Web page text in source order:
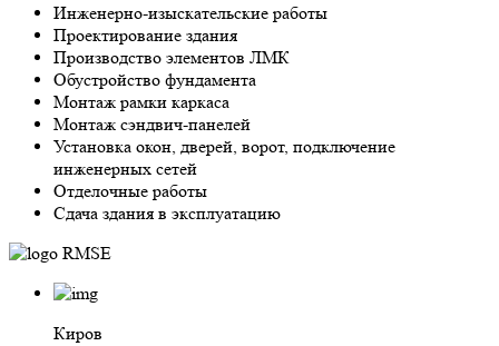
Инженерно-изыскательские работы
Проектирование здания
Производство элементов ЛМК
Обустройство фундамента
Монтаж рамки каркаса
Монтаж сэндвич-панелей
Установка окон, дверей, ворот, подключение
инженерных сетей
Отделочные работы
Сдача здания в эксплуатацию
Киров